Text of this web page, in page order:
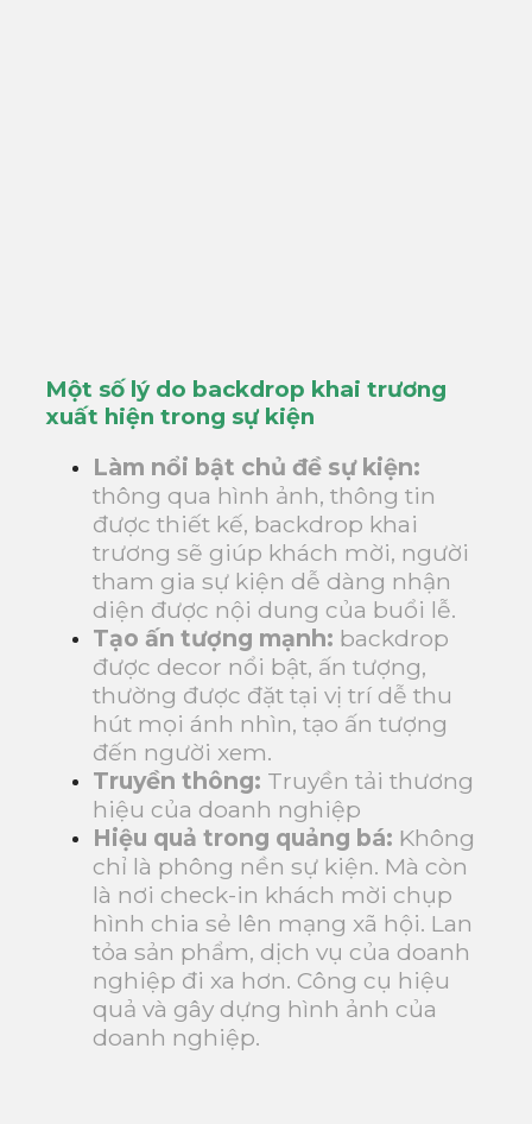
Một số lý do backdrop khai trương
xuất hiện trong sự kiện
Làm nổi bật chủ đề sự kiện:
thông qua hình ảnh, thông tin
được thiết kế, backdrop khai
trương sẽ giúp khách mời, người
tham gia sự kiện dễ dàng nhận
diện được nội dung của buổi lễ.
Tạo ấn tượng mạnh: backdrop
được decor nổi bật, ấn tượng,
thường được đặt tại vị trí dễ thu
hút mọi ánh nhìn, tạo ấn tượng
đến người xem.
Truyền thông: Truyền tải thương
hiệu của doanh nghiệp
Hiệu quả trong quảng bá: Không
chỉ là phông nền sự kiện. Mà còn
là nơi check-in khách mời chụp
hình chia sẻ lên mạng xã hội. Lan
tỏa sản phẩm, dịch vụ của doanh
nghiệp đi xa hơn. Công cụ hiệu
quả và gây dựng hình ảnh của
doanh nghiệp.